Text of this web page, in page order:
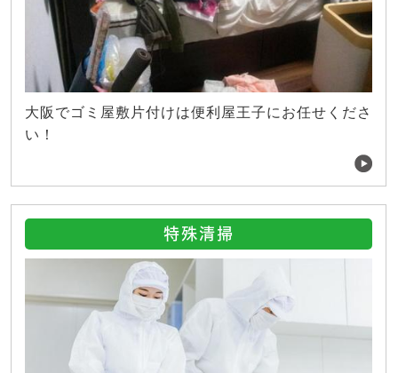
大阪でゴミ屋敷片付けは便利屋王子にお任せくださ
い！
特殊清掃